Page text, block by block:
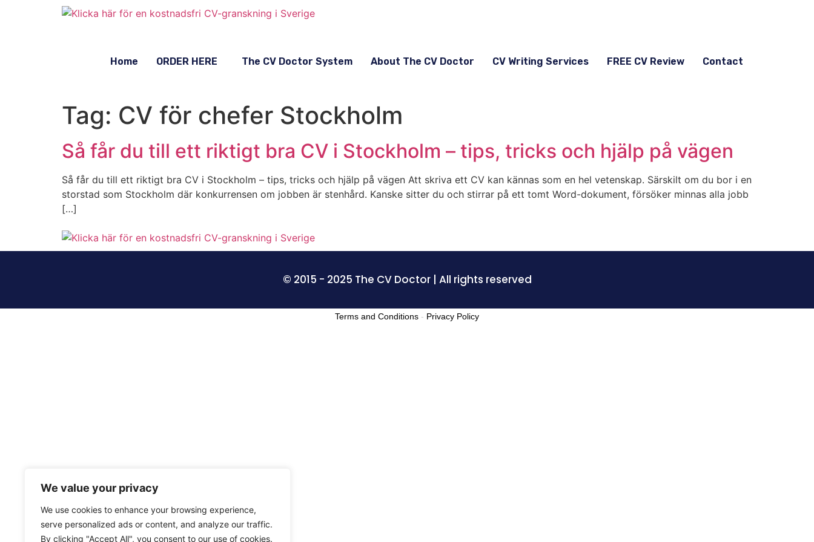
We value your privacy
We use cookies to enhance your browsing experience,
serve personalized ads or content, and analyze our traffic.
By clicking "Accept All", you consent to our use of cookies.
Home ORDER HERE The CV Doctor System About The CV Doctor CV Writing Services FREE CV Review Contact
Tag: CV för chefer Stockholm
Så får du till ett riktigt bra CV i Stockholm – tips, tricks och hjälp på vägen
Så får du till ett riktigt bra CV i Stockholm – tips, tricks och hjälp på vägen Att skriva ett CV kan kännas som en hel vetenskap. Särskilt om du bor i en
storstad som Stockholm där konkurrensen om jobben är stenhård. Kanske sitter du och stirrar på ett tomt Word-dokument, försöker minnas alla jobb
[…]
© 2015 - 2025 The CV Doctor | All rights reserved
Terms and Conditions - Privacy Policy